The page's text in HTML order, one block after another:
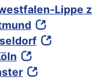
Lippe